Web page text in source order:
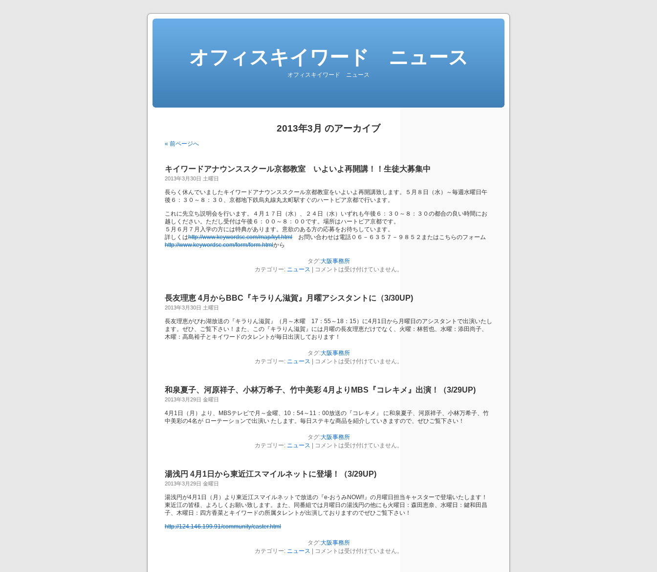
オフィスキイワード ニュース
オフィスキイワード ニュース
2013年3月 のアーカイブ
« 前ページへ
キイワードアナウンススクール京都教室 いよいよ再開講！！生徒大募集中
2013年3月30日 土曜日
長らく休んでいましたキイワードアナウンススクール京都教室をいよいよ再開講致します。５月８日（水）～毎週水曜日午
後６：３０～８：３０、京都地下鉄烏丸線丸太町駅すぐのハートピア京都で行います。
これに先立ち説明会を行います。４月１７日（水）、２４日（水）いずれも午後６：３０～８：３０の都合の良い時間にお
越しください。ただし受付は午後６：００～８：００です。場所はハートピア京都です。
５月６月７月入学の方には特典があります。意欲のある方の応募をお待ちしています。
詳しくはhttp://www.keywordsc.com/map/kyt.html お問い合わせは電話０６－６３５７－９８５２またはこちらのフォーム
http://www.keywordsc.com/form/form.htmlから
タグ:大阪事務所
カテゴリー: ニュース コメントは受け付けていません。
長友理恵 4月からBBC『キラりん滋賀』月曜アシスタントに（3/30UP)
2013年3月30日 土曜日
長友理恵がびわ湖放送の『キラりん滋賀』（月～木曜 17：55～18：15）に4月1日から月曜日のアシスタントで出演いたし
ます。ぜひ、ご覧下さい！また、この『キラりん滋賀』には月曜の長友理恵だけでなく、火曜：林哲也、水曜：添田尚子、
木曜：高島裕子とキイワードのタレントが毎日出演しております！
タグ:大阪事務所
カテゴリー: ニュース コメントは受け付けていません。
和泉夏子、河原祥子、小林万希子、竹中美彩 4月よりMBS『コレキメ』出演！（3/29UP)
2013年3月29日 金曜日
4月1日（月）より、MBSテレビで月～金曜、10：54～11：00放送の『コレキメ』 に和泉夏子、河原祥子、小林万希子、竹
中美彩の4名が ローテーションで出演い たします。毎日ステキな商品を紹介していきますので、ぜひご覧下さい！
タグ:大阪事務所
カテゴリー: ニュース コメントは受け付けていません。
湯浅円 4月1日から東近江スマイルネットに登場！（3/29UP)
2013年3月29日 金曜日
湯浅円が4月1日（月）より東近江スマイルネットで放送の『e-おうみNOW!!』の月曜日担当キャスターで登場いたします！
東近江の皆様、よろしくお願い致します。また、同番組では月曜日の湯浅円の他にも火曜日：森田恵奈、水曜日：鍵和田昌
子、木曜日：四方香菜とキイワードの所属タレントが出演しておりますのでぜひご覧下さい！
http://124.146.199.91/community/caster.html
タグ:大阪事務所
カテゴリー: ニュース コメントは受け付けていません。